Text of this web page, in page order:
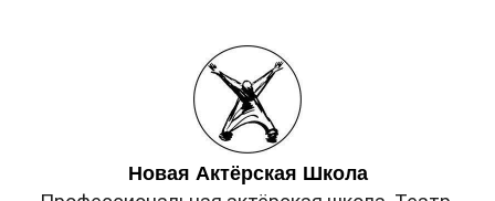
Новая Актёрская Школа